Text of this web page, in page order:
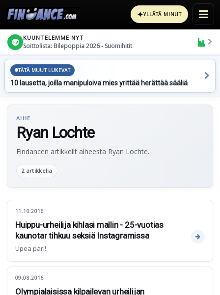
✦YLLÄTÄ MINUT
KUUNTELEMME NYT
Soittolista: Bilepoppia 2026 - Suomihitit
TÄTÄ MUUT LUKEVAT
10 lausetta, joilla manipuloiva mies yrittää herättää sääliä
AIHE
Ryan Lochte
Findancen artikkelit aiheesta Ryan Lochte.
2 artikkelia
11.10.2016
Huippu-urheilija kihlasi mallin - 25-vuotias
kaunotar tihkuu seksiä Instagramissa
Upea pari!
09.08.2016
Olympialaisissa kilpailevan urheilijan